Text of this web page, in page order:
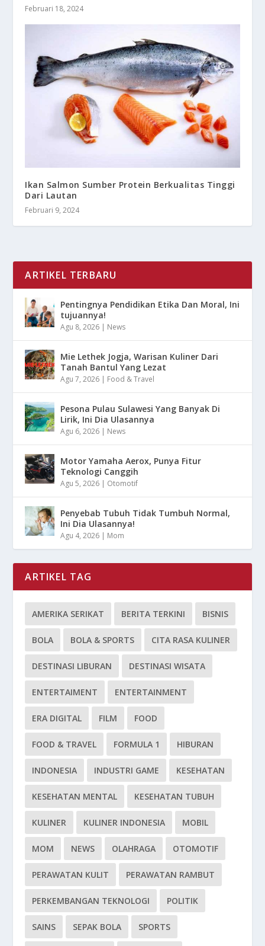
Februari 18, 2024
Ikan Salmon Sumber Protein Berkualitas Tinggi
Dari Lautan
Februari 9, 2024
ARTIKEL TERBARU
Pentingnya Pendidikan Etika Dan Moral, Ini
tujuannya!
Agu 8, 2026 | News
Mie Lethek Jogja, Warisan Kuliner Dari
Tanah Bantul Yang Lezat
Agu 7, 2026 | Food & Travel
Pesona Pulau Sulawesi Yang Banyak Di
Lirik, Ini Dia Ulasannya
Agu 6, 2026 | News
Motor Yamaha Aerox, Punya Fitur
Teknologi Canggih
Agu 5, 2026 | Otomotif
Penyebab Tubuh Tidak Tumbuh Normal,
Ini Dia Ulasannya!
Agu 4, 2026 | Mom
ARTIKEL TAG
AMERIKA SERIKAT BERITA TERKINI BISNIS
BOLA BOLA & SPORTS CITA RASA KULINER
DESTINASI LIBURAN DESTINASI WISATA
ENTERTAIMENT ENTERTAINMENT
ERA DIGITAL FILM FOOD
FOOD & TRAVEL FORMULA 1 HIBURAN
INDONESIA INDUSTRI GAME KESEHATAN
KESEHATAN MENTAL KESEHATAN TUBUH
KULINER KULINER INDONESIA MOBIL
MOM NEWS OLAHRAGA OTOMOTIF
PERAWATAN KULIT PERAWATAN RAMBUT
PERKEMBANGAN TEKNOLOGI POLITIK
SAINS SEPAK BOLA SPORTS